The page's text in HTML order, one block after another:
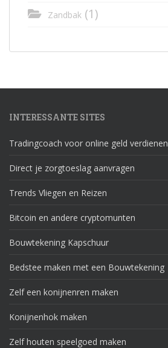
Zandbak (1)
INTERESSANTE SITES
Tradingcoach voor online geld verdienen
Direct je zorgtoeslag aanvragen
Trends Vliegen en Reizen
Bitcoin en andere cryptomunten
Bouwtekening Kapschuur
Bedstee maken met een Bouwtekening
Zelf een konijnenren maken
Konijnenhok maken
Zelf houten speelgoed maken